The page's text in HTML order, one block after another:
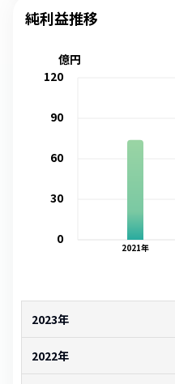
純利益推移
2021年
0
30
60
90
120
億円
2023年
2022年